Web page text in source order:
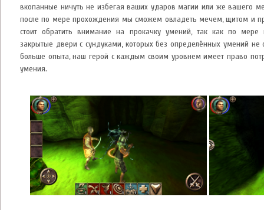
вкопанные ничуть не избегая ваших ударов магии или же вашего
после по мере прохождения мы сможем овладеть мечем, щитом и
стоит обратить внимание на прокачку умений, так как по мере
закрытые двери с сундуками, которых без определённых умений не
больше опыта, наш герой с каждым своим уровнем имеет право
умения.